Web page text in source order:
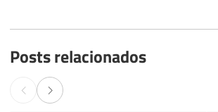
Posts relacionados